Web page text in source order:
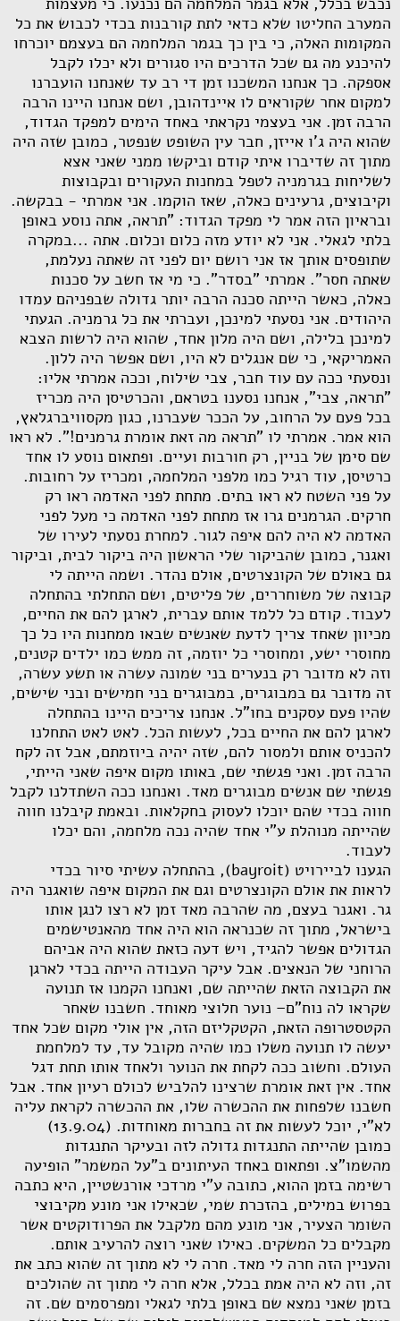
המערב החליטו שלא כדאי לתת קורבנות בכדי לכבוש את כל
המקומות האלה, כי בין כך בגמר המלחמה הם בעצמם יוכרחו
להיכנע מה גם שכל הדרכים היו סגורים ולא יכלו לקבל
אספקה. כך אנחנו המשכנו זמן די רב עד שאנחנו הועברנו
למקום אחר שקוראים לו איינדהובן, ושם אנחנו היינו הרבה
הרבה זמן. אני בעצמי נקראתי באחד הימים למפקד הגדוד,
שהוא היה ג'ו אייזן, חבר עין השופט שנפטר, כמובן שזה היה
מתוך זה שדיברו איתי קודם וביקשו ממני שאני אצא
לשליחות בגרמניה לטפל במחנות העקורים ובקבוצות
וקיבוצים, גרעינים כאלה, שאז הוקמו. אני אמרתי - בבקשה.
ובראיון הזה אמר לי מפקד הגדוד: "תראה, אתה נוסע באופן
בלתי לגאלי. אני לא יודע מזה כלום וכלום. אתה ...במקרה
שתופסים אותך אז אני רושם יום לפני זה שאתה נעלמת,
שאתה חסר". אמרתי "בסדר". כי מי אז חשב על סכנות
כאלה, כאשר הייתה סכנה הרבה יותר גדולה שבפניהם עמדו
היהודים. אני נסעתי למינכן, ועברתי את כל גרמניה. הגעתי
למינכן בלילה, ושם היה מלון אחד, שהוא היה לרשות הצבא
האמריקאי, כי שם אנגלים לא היו, ושם אפשר היה ללון.
ונסעתי ככה עם עוד חבר, צבי שילוח, וככה אמרתי אליו:
"תראה, צבי", אנחנו נסענו בטראם, והכרטיסן היה מכריז
בכל פעם על הרחוב, על הככר שעברנו, כגון מקסוויברגלאץ,
הוא אמר. אמרתי לו "תראה מה זאת אומרת גרמנים!". לא ראו
שם סימן של בניין, רק חורבות ועיים. ופתאום נוסע לו אחד
כרטיסן, עוד רגיל כמו מלפני המלחמה, ומכריז על רחובות.
על פני השטח לא ראו בתים. מתחת לפני האדמה ראו רק
חרקים. הגרמנים גרו אז מתחת לפני האדמה כי מעל לפני
האדמה לא היה להם איפה לגור. למחרת נסעתי לעירו של
ואגנר, כמובן שהביקור שלי הראשון היה ביקור לבית, וביקור
גם באולם של הקונצרטים, אולם נהדר. ושמה הייתה לי
קבוצה של משוחררים, של פליטים, ושם התחלתי בהתחלה
לעבוד. קודם כל ללמד אותם עברית, לארגן להם את החיים,
מכיוון שאחד צריך לדעת שאנשים שבאו ממחנות היו כל כך
מחוסרי ישע, ומחוסרי כל יוזמה, זה ממש כמו ילדים קטנים,
וזה לא מדובר רק בנערים בני שמונה עשרה או תשע עשרה,
זה מדובר גם במבוגרים, במבוגרים בני חמישים ובני שישים,
שהיו פעם עסקנים בחו"ל. אנחנו צריכים היינו בהתחלה
לארגן להם את החיים בכל, לעשות הכל. לאט לאט התחלנו
להכניס אותם ולמסור להם, שזה יהיה ביוזמתם, אבל זה לקח
הרבה זמן. ואני פגשתי שם, באותו מקום איפה שאני הייתי,
פגשתי שם אנשים מבוגרים מאד. ואנחנו ככה השתדלנו לקבל
חווה בכדי שהם יוכלו לעסוק בחקלאות. ובאמת קיבלנו חווה
שהייתה מנוהלת ע"י אחד שהיה נכה מלחמה, והם יכלו
לעבוד.
הגענו לביירויט (bayroit), בהתחלה עשיתי סיור בכדי
לראות את אולם הקונצרטים וגם את המקום איפה שואגנר היה
גר. ואגנר בעצם, מה שהרבה מאד זמן לא רצו לנגן אותו
בישראל, מתוך זה שכנראה הוא היה אחד מהאנטישמים
הגדולים אפשר להגיד, ויש דעה כזאת שהוא היה אביהם
הרוחני של הנאצים. אבל עיקר העבודה הייתה בכדי לארגן
את הקבוצה הזאת שהייתה שם, ואנחנו הקמנו אז תנועה
שקראו לה נוח"ם– נוער חלוצי מאוחד. חשבנו שאחר
הקטסטרופה הזאת, הקטקליזם הזה, אין אולי מקום שכל אחד
יעשה לו תנועה משלו כמו שהיה מקובל עד, עד למלחמת
העולם. וחשוב ככה לקחת את הנוער ולאחד אותו תחת דגל
אחד. אין זאת אומרת שרצינו להלביש לכולם רעיון אחד. אבל
חשבנו שלפחות את ההכשרה שלו, את ההכשרה לקראת עליה
לא"י, יוכל לעשות את זה בחברות מאוחדות. (13.9.04)
כמובן שהייתה התנגדות גדולה לזה ובעיקר התנגדות
מהשמו"צ. ופתאום באחד העיתונים ב"על המשמר" הופיעה
רשימה בזמן ההוא, כתובה ע"י מרדכי אורנשטיין, היא כתבה
בפרוש במילים, בהזכרת שמי, שכאילו אני מונע מקיבוצי
השומר הצעיר, אני מונע מהם מלקבל את הפרודוקטים אשר
מקבלים כל המשקים. כאילו שאני רוצה להרעיב אותם.
והעניין הזה חרה לי מאד. חרה לי לא מתוך זה שהוא כתב את
זה, וזה לא היה אמת בכלל, אלא חרה לי מתוך זה שהולכים
בזמן שאני נמצא שם באופן בלתי לגאלי ומפרסמים שם. זה